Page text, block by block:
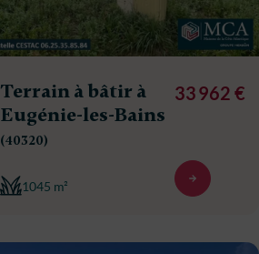
Terrain à bâtir à
Eugénie-les-Bains
(40320)
1045 m²
33 962 €